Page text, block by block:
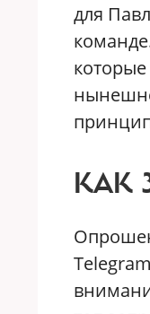
для
КАК